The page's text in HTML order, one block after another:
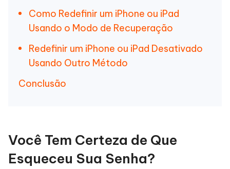
Como Redefinir um iPhone ou iPad
Usando o Modo de Recuperação
Redefinir um iPhone ou iPad Desativado
Usando Outro Método
Conclusão
Você Tem Certeza de Que
Esqueceu Sua Senha?